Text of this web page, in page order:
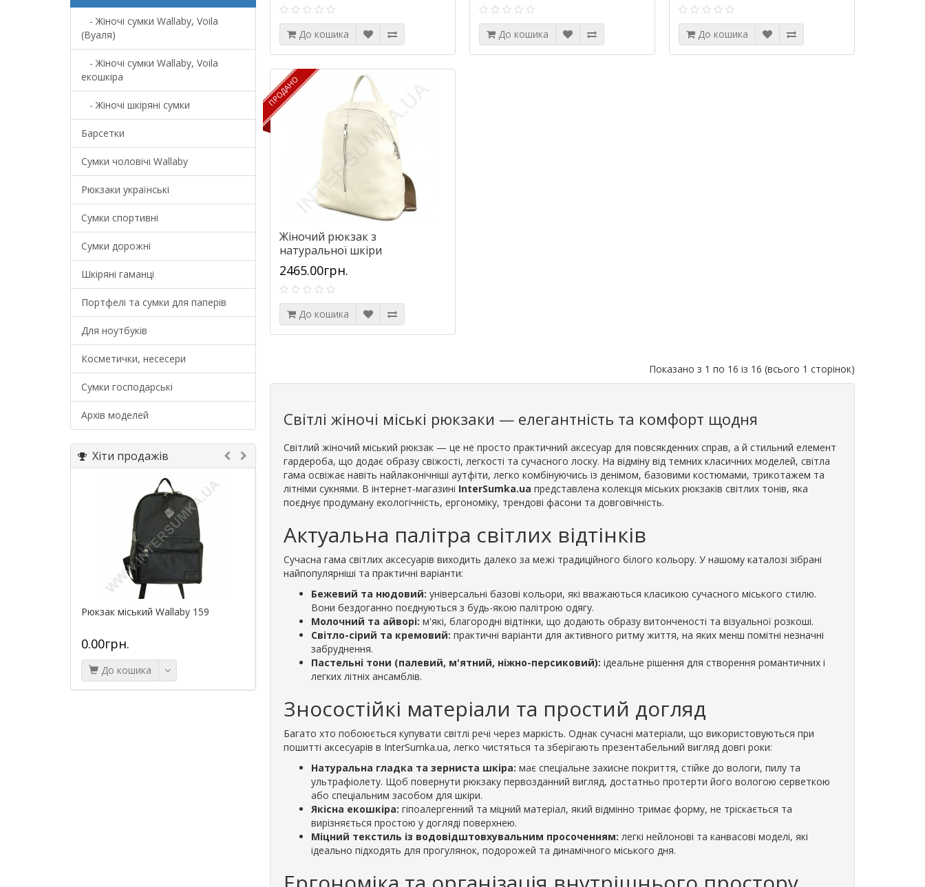
- Жіночі сумки Wallaby, Voila
(Вуаля)
- Жіночі сумки Wallaby, Voila
екошкіра
- Жіночі шкіряні сумки
Барсетки
Cумки чоловічі Wallaby
Рюкзаки українські
Сумки спортивні
Сумки дорожні
Шкіряні гаманці
Портфелі та сумки для паперів
Для ноутбуків
Косметички, несесери
Сумки господарські
Архів моделей
Хіти продажів
Рюкзак міський Wallaby 159
0.00грн.
До кошика
Сумка дорожня на колесах
формовочна Wallaby 10430 (обсяг
2535.00грн.
До кошика
Сумка дорожня Wallaby 2550
чорна
820.00грн.
До кошика
Wallaby 10428 (обсяг 57л) чорно-
червона
0.00грн.
До кошика
265.00грн.
До кошика До кошика До кошика
ПРОДАНО
ПРОДАНО
Жіночий рюкзак з
натуральної шкіри
Borsacomoda 841027
2465.00грн.
До кошика
Показано з 1 по 16 із 16 (всього 1 сторінок)
Світлі жіночі міські рюкзаки — елегантність та комфорт щодня
Світлий жіночий міський рюкзак — це не просто практичний аксесуар для повсякденних справ, а й стильний елемент
гардероба, що додає образу свіжості, легкості та сучасного лоску. На відміну від темних класичних моделей, світла
гама освіжає навіть найлаконічніші аутфіти, легко комбінуючись із денімом, базовими костюмами, трикотажем та
літніми сукнями. В інтернет-магазині InterSumka.ua представлена колекція міських рюкзаків світлих тонів, яка
поєднує продуману екологічність, ергономіку, трендові фасони та довговічність.
Актуальна палітра світлих відтінків
Сучасна гама світлих аксесуарів виходить далеко за межі традиційного білого кольору. У нашому каталозі зібрані
найпопулярніші та практичні варіанти:
Бежевий та нюдовий: універсальні базові кольори, які вважаються класикою сучасного міського стилю.
Вони бездоганно поєднуються з будь-якою палітрою одягу.
Молочний та айворі: м'які, благородні відтінки, що додають образу витонченості та візуальної розкоші.
Світло-сірий та кремовий: практичні варіанти для активного ритму життя, на яких менш помітні незначні
забруднення.
Пастельні тони (палевий, м'ятний, ніжно-персиковий): ідеальне рішення для створення романтичних і
легких літніх ансамблів.
Зносостійкі матеріали та простий догляд
Багато хто побоюється купувати світлі речі через маркість. Однак сучасні матеріали, що використовуються при
пошитті аксесуарів в InterSumka.ua, легко чистяться та зберігають презентабельний вигляд довгі роки:
Натуральна гладка та зерниста шкіра: має спеціальне захисне покриття, стійке до вологи, пилу та
ультрафіолету. Щоб повернути рюкзаку первозданний вигляд, достатньо протерти його вологою серветкою
або спеціальним засобом для шкіри.
Якісна екошкіра: гіпоалергенний та міцний матеріал, який відмінно тримає форму, не тріскається та
вирізняється простою у догляді поверхнею.
Міцний текстиль із водовідштовхувальним просоченням: легкі нейлонові та канвасові моделі, які
ідеально підходять для прогулянок, подорожей та динамічного міського дня.